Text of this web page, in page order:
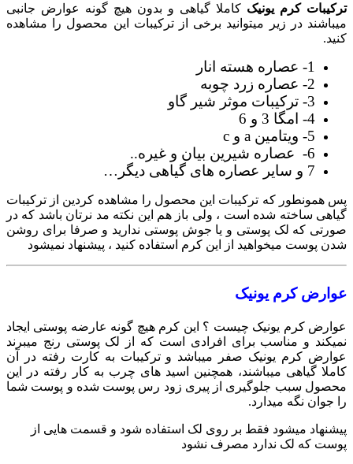
ترکیبات کرم یونیک کاملا گیاهی و بدون هیچ گونه عوارض جانبی
میباشند در زیر میتوانید برخی از ترکیبات این محصول را مشاهده
کنید.
1- عصاره هسته انار
2- عصاره زرد چوبه
3- ترکیبات موثر شیر گاو
4- امگا 3 و 6
5- ویتامین a و c
6- عصاره شیرین بیان و غیره..
7 و سایر عصاره های گیاهی دیگر…
پس همونطور که ترکیبات این محصول را مشاهده کردین از ترکیبات
گیاهی ساخته شده است ، ولی باز هم این نکته مد نرتان باشد که در
صورتی که لک پوستی و یا جوش پوستی ندارید و صرفا برای روشن
شدن پوست میخواهید از این کرم استفاده کنید ، پیشنهاد نمیشود
عوارض کرم یونیک
عوارض کرم یونیک چیست ؟ این کرم هیچ گونه عارضه پوستی ایجاد
نمیکند و مناسب برای افرادی است که از لک پوستی رنج میبرند
عوارض کرم یونیک صفر میباشد و ترکیبات به کارت رفته در آن
کاملا گیاهی میباشند، همچنین اسید های چرب به کار رفته در این
محصول سبب جلوگیری از پیری زود رس پوست شده و پوست شما
را جوان نگه میدارد.
پیشنهاد میشود فقط بر روی لک استفاده شود و قسمت هایی از
پوست که لک ندارد مصرف نشود